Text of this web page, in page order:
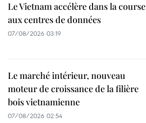
Le Vietnam accélère dans la course
aux centres de données
07/08/2026 03:19
Le marché intérieur, nouveau
moteur de croissance de la filière
bois vietnamienne
07/08/2026 02:54